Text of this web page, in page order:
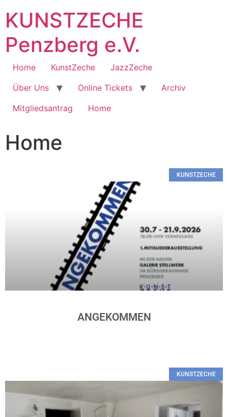
KUNSTZECHE
Penzberg e.V.
Home KunstZeche
JazzZeche
Über Uns
Online Tickets
Archiv
Mitgliedsantrag
Home
Home
KUNSTZECHE
ANGEKOMMEN
KUNSTZECHE